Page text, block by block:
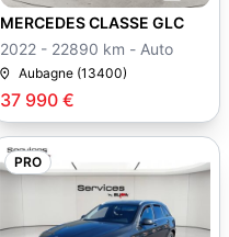
37 990 €
MERCEDES CLASSE GLC
2022 - 22890 km - Auto
Aubagne (13400)
PRO